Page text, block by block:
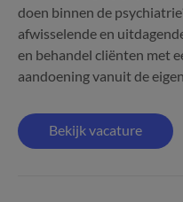
doen binnen de
afwisselende en
en behandel cliënten met
aandoening vanuit de
Bekijk vacature